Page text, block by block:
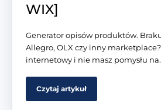
WIX]
Generator opisów produktów.
Allegro, OLX czy inny
internetowy i nie masz pomysłu
Czytaj artykuł